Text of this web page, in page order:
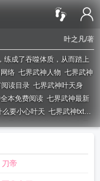
叶之凡/著
练成了吞噬体质，从而踏上
络 七界武神人物 七界武神
读目录 七界武神叶天身
本免费阅读 七界武神最新
要小心叶天 七界武神txt八
七界武神无弹窗笔趣阁七界
身份
武神听书
帝